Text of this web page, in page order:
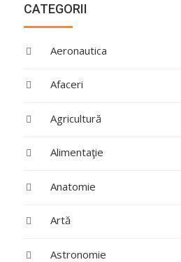
CATEGORII
Aeronautica
Afaceri
Agricultură
Alimentaţie
Anatomie
Artă
Astronomie